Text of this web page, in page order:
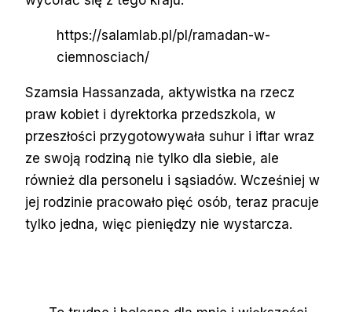
https://salamlab.pl/pl/ramadan-w-
ciemnosciach/
Szamsia Hassanzada, aktywistka na rzecz
praw kobiet i dyrektorka przedszkola, w
przeszłości przygotowywała suhur i iftar wraz
ze swoją rodziną nie tylko dla siebie, ale
również dla personelu i sąsiadów. Wcześniej w
jej rodzinie pracowało pięć osób, teraz pracuje
tylko jedna, więc pieniędzy nie wystarcza.